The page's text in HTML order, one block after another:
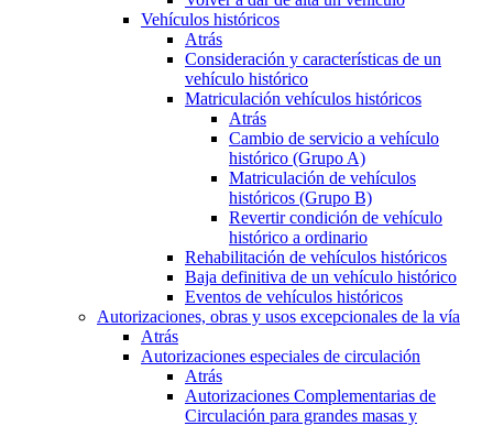
Vehículos históricos
Atrás
Consideración y características de un
vehículo histórico
Matriculación vehículos históricos
Atrás
Cambio de servicio a vehículo
histórico (Grupo A)
Matriculación de vehículos
históricos (Grupo B)
Revertir condición de vehículo
histórico a ordinario
Rehabilitación de vehículos históricos
Baja definitiva de un vehículo histórico
Eventos de vehículos históricos
Autorizaciones, obras y usos excepcionales de la vía
Atrás
Autorizaciones especiales de circulación
Atrás
Autorizaciones Complementarias de
Circulación para grandes masas y